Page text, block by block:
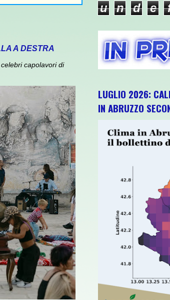
A DESTRA
capolavori di
u n d e
LUGLIO 2026:
IN ABRUZZO